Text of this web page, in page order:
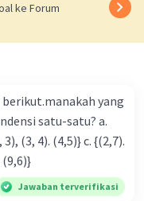
ke Forum
yang
9). (9,6)}
Jawaban terverifikasi